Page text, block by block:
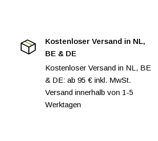
Kostenloser Versand in NL,
BE & DE
Kostenloser Versand in NL, BE
& DE: ab 95 € inkl. MwSt.
Versand innerhalb von 1-5
Werktagen